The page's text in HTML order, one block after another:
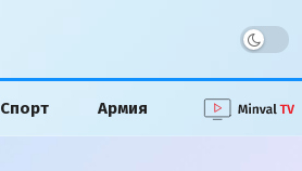
Спорт Армия